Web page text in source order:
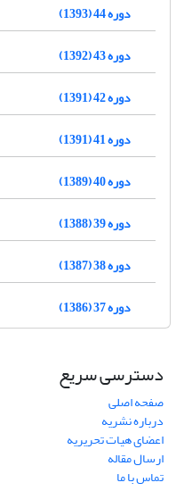
دوره 44 (1393)
دوره 43 (1392)
دوره 42 (1391)
دوره 41 (1391)
دوره 40 (1389)
دوره 39 (1388)
دوره 38 (1387)
دوره 37 (1386)
دسترسی سریع
صفحه اصلی
درباره نشریه
اعضای هیات تحریریه
ارسال مقاله
تماس با ما